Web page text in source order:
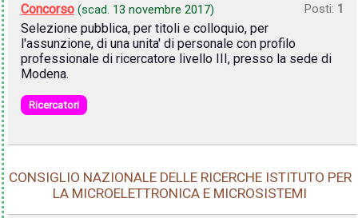
Concorso (scad. 13 novembre 2017) Posti: 1
Selezione pubblica, per titoli e colloquio, per
l'assunzione, di una unita' di personale con profilo
professionale di ricercatore livello III, presso la sede di
Modena.
Ricercatori
CONSIGLIO NAZIONALE DELLE RICERCHE ISTITUTO PER
LA MICROELETTRONICA E MICROSISTEMI